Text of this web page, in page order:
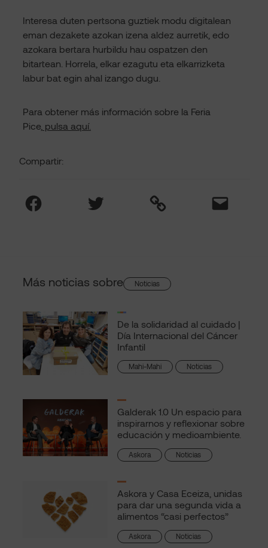
Compartir:
Facebook Twitter Link Mail
Interesa duten pertsona guztiek modu digitalean
eman dezakete azokan izena aldez aurretik, edo
azokara bertara hurbildu hau ospatzen den
bitartean. Horrela, elkar ezagutu eta elkarrizketa
labur bat egin ahal izango dugu.
Para obtener más información sobre la Feria
Pice, pulsa aquí.
Más noticias sobre Noticias
De la solidaridad al cuidado |
Día Internacional del Cáncer
Infantil
Mahi-Mahi Noticias
Galderak 1.0 Un espacio para
inspirarnos y reflexionar sobre
educación y medioambiente.
Askora Noticias
Askora y Casa Eceiza, unidas
para dar una segunda vida a
alimentos “casi perfectos”
Askora Noticias